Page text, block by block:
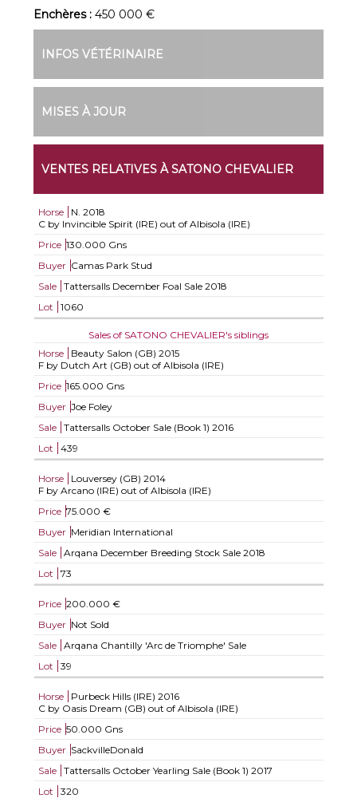
Enchères :450 000 €
INFOS VÉTÉRINAIRE
MISES À JOUR
VENTES RELATIVES À SATONO CHEVALIER
Horse N. 2018
C by Invincible Spirit (IRE) out of Albisola (IRE)
Price 130.000 Gns
Buyer Camas Park Stud
Sale
Tattersalls December Foal Sale 2018
Lot
1060
Sales of SATONO CHEVALIER's siblings
Horse
Beauty Salon (GB) 2015
F by Dutch Art (GB) out of Albisola (IRE)
Price 165.000 Gns
Buyer Joe Foley
Sale
Tattersalls October Sale (Book 1) 2016
Lot
439
Horse Louversey (GB) 2014
F by Arcano (IRE) out of Albisola (IRE)
Price 75.000 €
Buyer Meridian International
Sale
Arqana December Breeding Stock Sale 2018
Lot
73
Price 200.000 €
Buyer Not Sold
Sale
Arqana Chantilly 'Arc de Triomphe' Sale
Lot
39
Horse Purbeck Hills (IRE) 2016
C by Oasis Dream (GB) out of Albisola (IRE)
Price 50.000 Gns
Buyer SackvilleDonald
Sale
Tattersalls October Yearling Sale (Book 1) 2017
Lot
320